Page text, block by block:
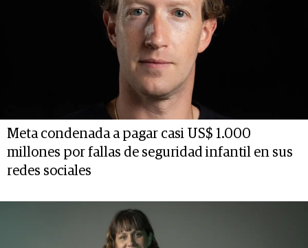
Meta condenada a pagar casi US$ 1.000
millones por fallas de seguridad infantil en sus
redes sociales